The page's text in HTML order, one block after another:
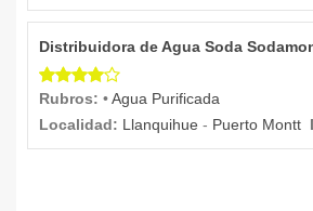
Distribuidora de Agua Soda
Rubros: •Agua Purificada
Localidad: Llanquihue - Puerto Montt